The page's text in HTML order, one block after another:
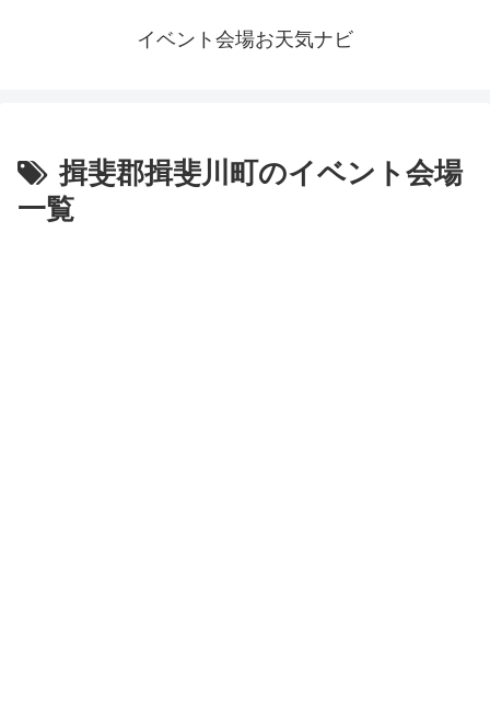
イベント会場お天気ナビ
揖斐郡揖斐川町のイベント会場
一覧